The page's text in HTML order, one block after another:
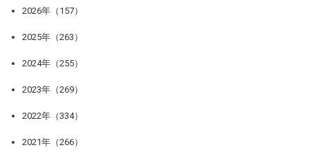
2026年（157）
2025年（263）
2024年（255）
2023年（269）
2022年（334）
2021年（266）